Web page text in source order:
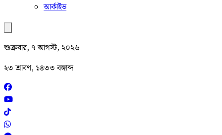
আর্কাইভ
শুক্রবার, ৭ আগস্ট, ২০২৬
২৩ শ্রাবণ, ১৪৩৩ বঙ্গাব্দ